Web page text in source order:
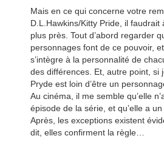
Mais en ce qui concerne votre
D.L.Hawkins/Kitty Pride, il
plus près. Tout d’abord regarder
personnages font de ce pouvoir,
s’intègre à la personnalité de
des différences. Et, autre point, si
Pryde est loin d’être un
Au cinéma, il me semble qu’elle
épisode de la série, et qu’elle a
Après, les exceptions existent
dit, elles confirment la règle…